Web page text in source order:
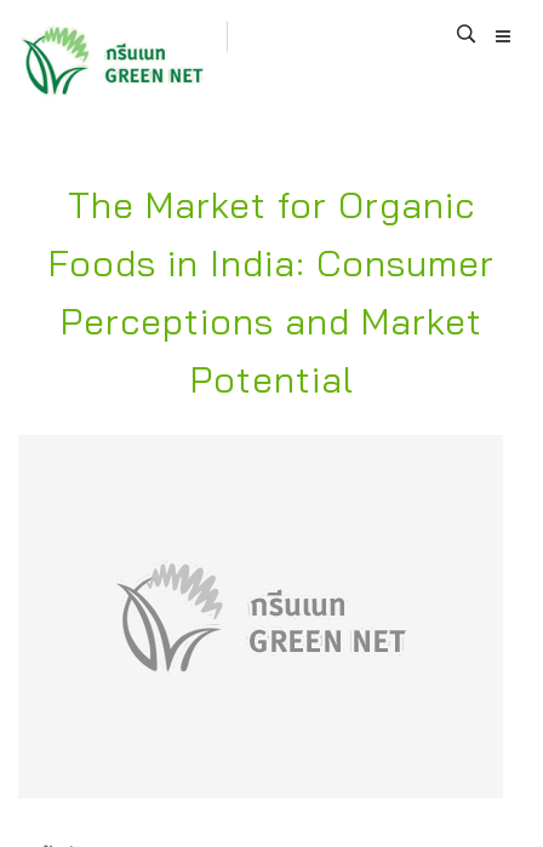
The Market for Organic
Foods in India: Consumer
Perceptions and Market
Potential